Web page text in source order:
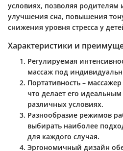
условиях, позволяя родителям
улучшения сна, повышения
снижения уровня стресса у
Характеристики и
Регулируемая
массаж под
Портативность –
что делает его
различных условиях.
Разнообразие режимов
выбирать наиболее
для каждого случая.
Эргономичный дизайн